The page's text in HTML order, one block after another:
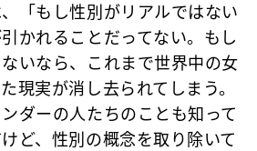
「もし性別がリアルではない
かれることだってない。もし
いなら、これまで世界中の女
現実が消し去られてしまう。
ダーの人たちのことも知って
ど、性別の概念を取り除いて